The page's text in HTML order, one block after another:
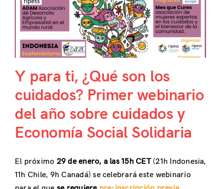
Y para ti, ¿Qué son los
cuidados? Primer webinario
del año sobre cuidados y
Economía Social Solidaria
El próximo 29 de enero, a las 15h CET(21h Indonesia,
11h Chile, 9h Canadá) se celebrará este webinario